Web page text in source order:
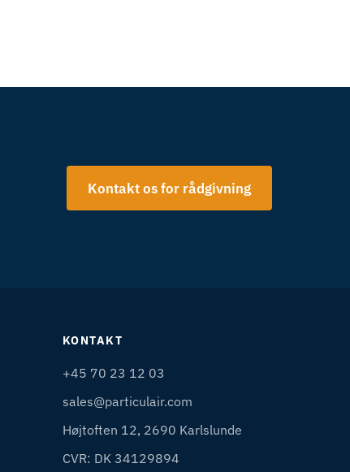
Kontakt os for rådgivning
KONTAKT
+45 70 23 12 03
sales@particulair.com
Højtoften 12, 2690 Karlslunde
CVR: DK 34129894